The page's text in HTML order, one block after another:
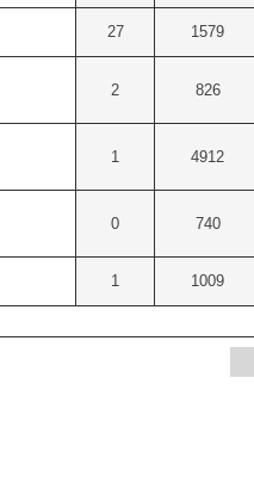
27 1579
2 826
1 4912
0 740
1 1009